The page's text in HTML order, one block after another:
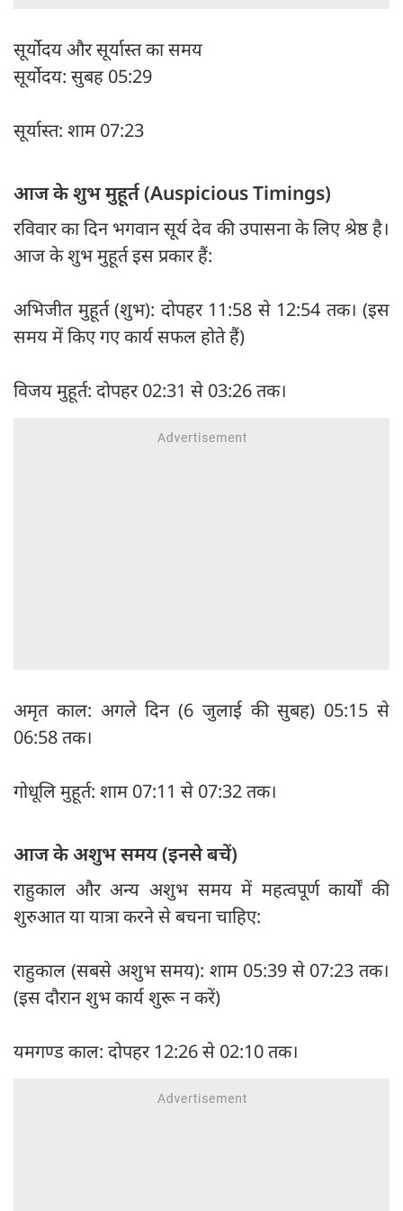
सूर्योदय और सूर्यास्त का समय
सूर्योदय: सुबह 05:29
सूर्यास्त: शाम 07:23
आज के शुभ मुहूर्त (Auspicious Timings)
रविवार का दिन भगवान सूर्य देव की उपासना के लिए श्रेष्ठ है।
आज के शुभ मुहूर्त इस प्रकार हैं:
अभिजीत मुहूर्त (शुभ): दोपहर 11:58 से 12:54 तक। (इस
समय में किए गए कार्य सफल होते हैं)
विजय मुहूर्त: दोपहर 02:31 से 03:26 तक।
अमृत काल: अगले दिन (6 जुलाई की सुबह) 05:15 से
06:58 तक।
गोधूलि मुहूर्त: शाम 07:11 से 07:32 तक।
आज के अशुभ समय (इनसे बचें)
राहुकाल और अन्य अशुभ समय में महत्वपूर्ण कार्यों की
शुरुआत या यात्रा करने से बचना चाहिए:
राहुकाल (सबसे अशुभ समय): शाम 05:39 से 07:23 तक।
(इस दौरान शुभ कार्य शुरू न करें)
यमगण्ड काल: दोपहर 12:26 से 02:10 तक।